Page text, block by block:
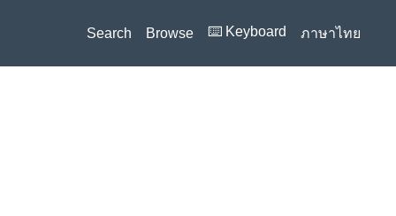
Search Browse ⌨️ Keyboard ภาษาไทย